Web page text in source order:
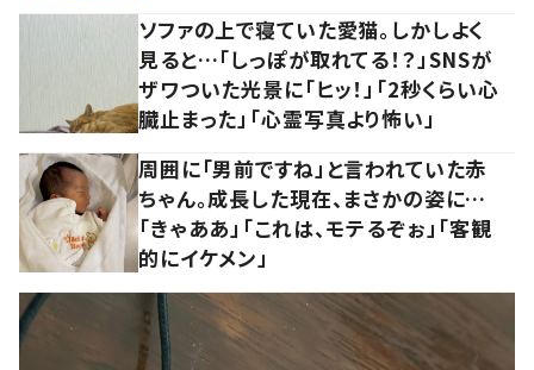
ソファの上で寝ていた愛猫。しかしよく
見ると…「しっぽが取れてる！？」SNSが
ザワついた光景に「ヒッ！」「2秒くらい心
臓止まった」「心霊写真より怖い」
周囲に「男前ですね」と言われていた赤
ちゃん。成長した現在、まさかの姿に…
「きゃああ」「これは、モテるぞぉ」「客観
的にイケメン」